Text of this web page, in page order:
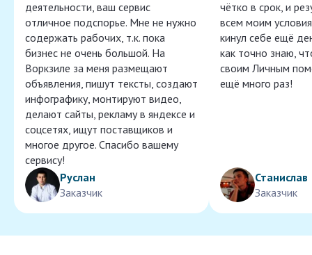
деятельности, ваш сервис
отличное подспорье. Мне не нужно
содержать рабочих, т.к. пока
бизнес не очень большой. На
Воркзиле за меня размещают
объявления, пишут тексты, создают
инфографику, монтируют видео,
делают сайты, рекламу в яндексе и
соцсетях, ищут поставщиков и
многое другое. Спасибо вашему
сервису!
Руслан
Заказчик
чётко в срок, и
всем моим
кинул себе ещё
как точно знаю,
своим Личным
ещё много раз!
Станислав
Заказчик